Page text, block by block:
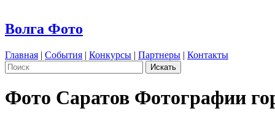
Волга Фото
Главная | События | Конкурсы | Партнеры | Контакты
Фото Саратов Фотографии